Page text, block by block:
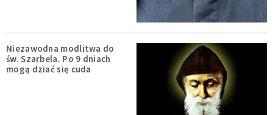
Niezawodna modlitwa do
św. Szarbela. Po 9 dniach
mogą dziać się cuda